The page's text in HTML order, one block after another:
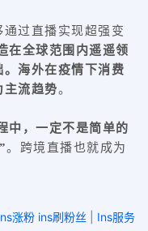
过直播实现超强变
在全球范围内遥遥领
海外在疫情下消费
主流趋势。
中，一定不是简单的
。跨境直播也就成为
涨粉 ins刷粉丝
Ins服务